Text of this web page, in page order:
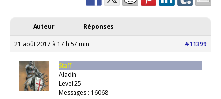
Auteur Réponses
21 août 2017 à 17 h 57 min #11399
Staff
Aladin
Level 25
Messages : 16068